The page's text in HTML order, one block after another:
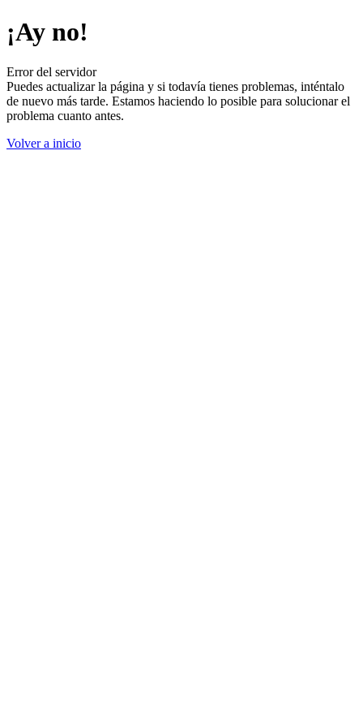
¡Ay no!
Error del servidor
Puedes actualizar la página y si todavía tienes problemas, inténtalo
de nuevo más tarde. Estamos haciendo lo posible para solucionar el
problema cuanto antes.
Volver a inicio